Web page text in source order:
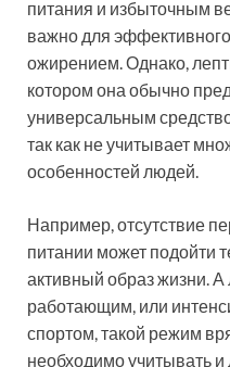
питания и избыточным
важно для
ожирением. Однако,
котором она обычно
универсальным
так как не учитывает
особенностей людей.
Например, отсутствие
питании может подойти
активный образ жизни.
работающим, или
спортом, такой режим
необходимо учитывать